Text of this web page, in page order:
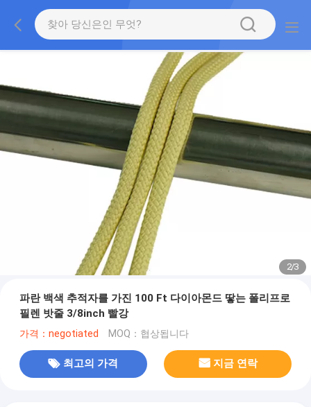
2/3
파란 백색 추적자를 가진 100 Ft 다이아몬드 땋는 폴리프로
필렌 밧줄 3/8inch 빨강
가격：negotiated MOQ：협상됩니다
최고의 가격 지금 연락